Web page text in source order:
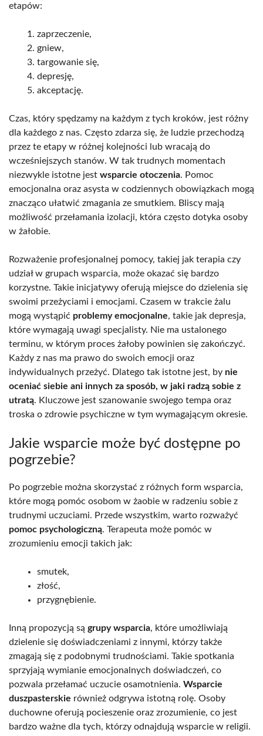
etapów:
zaprzeczenie,
gniew,
targowanie się,
depresję,
akceptację.
Czas, który spędzamy na każdym z tych kroków, jest różny
dla każdego z nas. Często zdarza się, że ludzie przechodzą
przez te etapy w różnej kolejności lub wracają do
wcześniejszych stanów. W tak trudnych momentach
niezwykle istotne jest wsparcie otoczenia. Pomoc
emocjonalna oraz asysta w codziennych obowiązkach mogą
znacząco ułatwić zmagania ze smutkiem. Bliscy mają
możliwość przełamania izolacji, która często dotyka osoby
w żałobie.
Rozważenie profesjonalnej pomocy, takiej jak terapia czy
udział w grupach wsparcia, może okazać się bardzo
korzystne. Takie inicjatywy oferują miejsce do dzielenia się
swoimi przeżyciami i emocjami. Czasem w trakcie żalu
mogą wystąpić problemy emocjonalne, takie jak depresja,
które wymagają uwagi specjalisty. Nie ma ustalonego
terminu, w którym proces żałoby powinien się zakończyć.
Każdy z nas ma prawo do swoich emocji oraz
indywidualnych przeżyć. Dlatego tak istotne jest, by nie
oceniać siebie ani innych za sposób, w jaki radzą sobie z
utratą. Kluczowe jest szanowanie swojego tempa oraz
troska o zdrowie psychiczne w tym wymagającym okresie.
Jakie wsparcie może być dostępne po
pogrzebie?
Po pogrzebie można skorzystać z różnych form wsparcia,
które mogą pomóc osobom w żaobie w radzeniu sobie z
trudnymi uczuciami. Przede wszystkim, warto rozważyć
pomoc psychologiczną. Terapeuta może pomóc w
zrozumieniu emocji takich jak:
smutek,
złość,
przygnębienie.
Inną propozycją są grupy wsparcia, które umożliwiają
dzielenie się doświadczeniami z innymi, którzy także
zmagają się z podobnymi trudnościami. Takie spotkania
sprzyjają wymianie emocjonalnych doświadczeń, co
pozwala przełamać uczucie osamotnienia. Wsparcie
duszpasterskie również odgrywa istotną rolę. Osoby
duchowne oferują pocieszenie oraz zrozumienie, co jest
bardzo ważne dla tych, którzy odnajdują wsparcie w religii.